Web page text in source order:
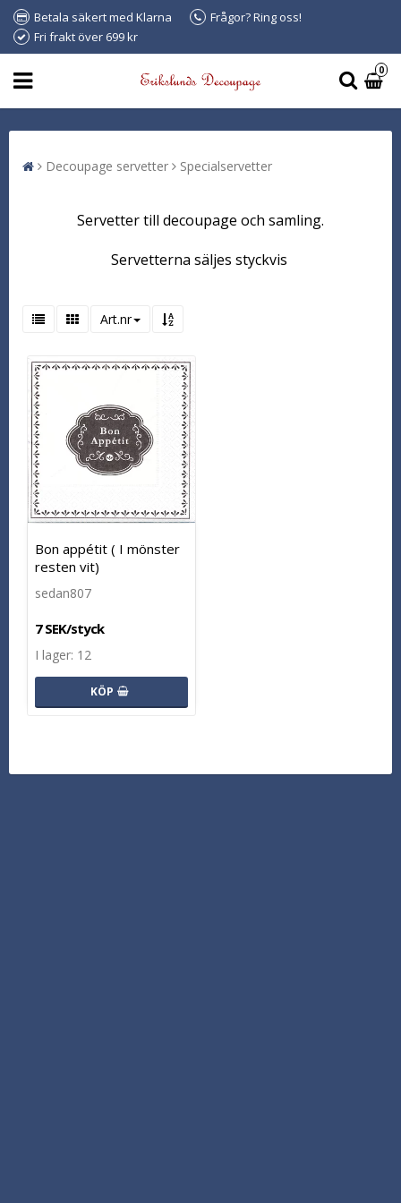
Betala säkert med Klarna
Frågor? Ring oss!
Fri frakt över 699 kr
0
Decoupage servetter Specialservetter
Servetter till decoupage och samling.
Servetterna säljes styckvis
Art.nr
Bon appétit ( I mönster
resten vit)
sedan807
7 SEK/styck
I lager: 12
KÖP